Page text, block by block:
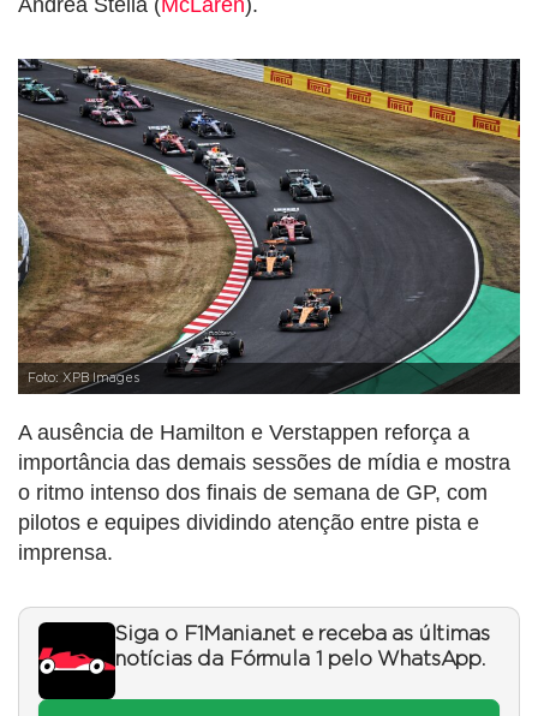
Andrea Stella (McLaren).
Foto: XPB Images
A ausência de Hamilton e Verstappen reforça a
importância das demais sessões de mídia e mostra
o ritmo intenso dos finais de semana de GP, com
pilotos e equipes dividindo atenção entre pista e
imprensa.
Siga o F1Mania.net e receba as últimas
notícias da Fórmula 1 pelo WhatsApp.